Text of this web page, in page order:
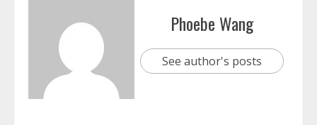
Phoebe Wang
See author's posts